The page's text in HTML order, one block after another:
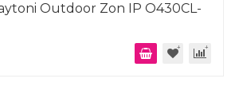
Outdoor Zon IP O430CL-